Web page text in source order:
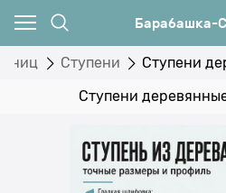
Барабашка-
Ступени Ступени
Ступени